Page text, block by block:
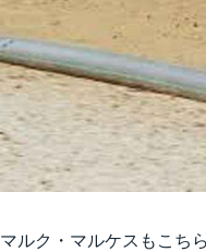
マルク・マルケスもこち